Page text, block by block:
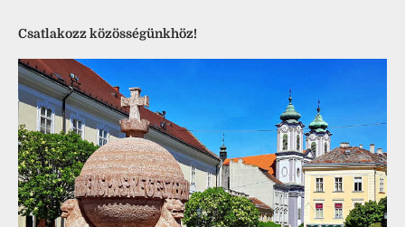
Csatlakozz közösségünkhöz!